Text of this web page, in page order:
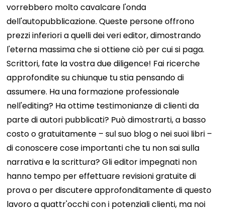
vorrebbero molto cavalcare l'onda
dell'autopubblicazione. Queste persone offrono
prezzi inferiori a quelli dei veri editor, dimostrando
l'eterna massima che si ottiene ciò per cui si paga.
Scrittori, fate la vostra due diligence! Fai ricerche
approfondite su chiunque tu stia pensando di
assumere. Ha una formazione professionale
nell'editing? Ha ottime testimonianze di clienti da
parte di autori pubblicati? Può dimostrarti, a basso
costo o gratuitamente – sul suo blog o nei suoi libri –
di conoscere cose importanti che tu non sai sulla
narrativa e la scrittura?Gli editor impegnati non
hanno tempo per effettuare revisioni gratuite di
prova o per discutere approfonditamente di questo
lavoro a quattr'occhi con i potenziali clienti, ma noi